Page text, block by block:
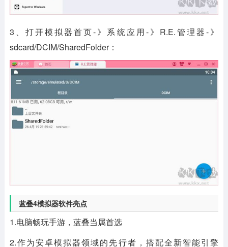
3、打开模拟器首页-》系统应用-》R.E.管理器-》
sdcard/DCIM/SharedFolder：
蓝叠4模拟器软件亮点
1.电脑畅玩手游，蓝叠当属首选
2.作为安卓模拟器领域的先行者，搭配全新智能引擎